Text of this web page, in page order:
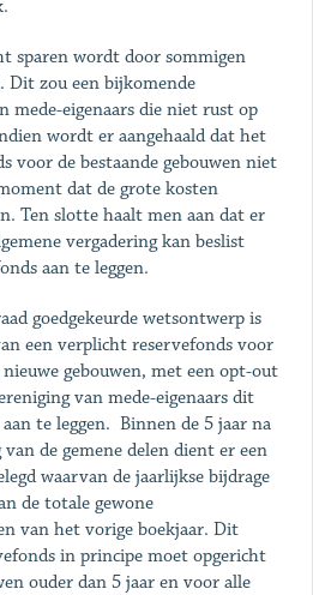
sparen wordt door sommigen
Dit zou een bijkomende
mede-eigenaars die niet rust op
wordt er aangehaald dat het
voor de bestaande gebouwen niet
dat de grote kosten
Ten slotte haalt men aan dat er
vergadering kan beslist
aan te leggen.
goedgekeurde wetsontwerp is
een verplicht reservefonds voor
gebouwen, met een opt-out
van mede-eigenaars dit
te leggen. Binnen de 5 jaar na
de gemene delen dient er een
waarvan de jaarlijkse bijdrage
de totale gewone
van het vorige boekjaar. Dit
in principe moet opgericht
ouder dan 5 jaar en voor alle